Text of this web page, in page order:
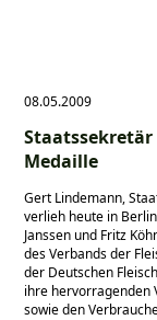
08.05.2009
Medaille
Gert Lindemann,
verlieh heute in
Janssen und Fritz
des Verbands der
der Deutschen
ihre hervorragenden
sowie den